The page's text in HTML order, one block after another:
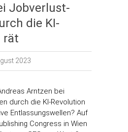
Jobverlust-
die KI-
rät
2023
Arntzen bei
durch die KI-Revolution
Entlassungswellen? Auf
Congress in Wien